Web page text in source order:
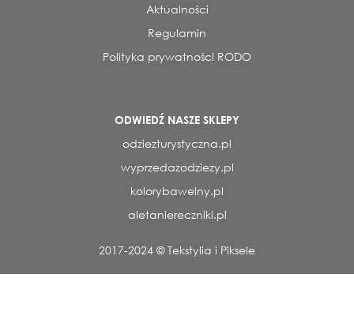
Aktualności
Regulamin
Polityka prywatności RODO
ODWIEDŹ NASZE SKLEPY
odziezturystyczna.pl
wyprzedazodziezy.pl
kolorybawelny.pl
aletaniereczniki.pl
2017-2024 © Tekstylia i Piksele